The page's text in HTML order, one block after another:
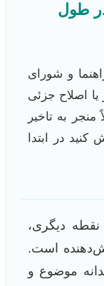
طول
و شورای
یا اصلاح جزئی
به تاخیر
در ابتدا
نقطه دیگری،
است.
موضوع و